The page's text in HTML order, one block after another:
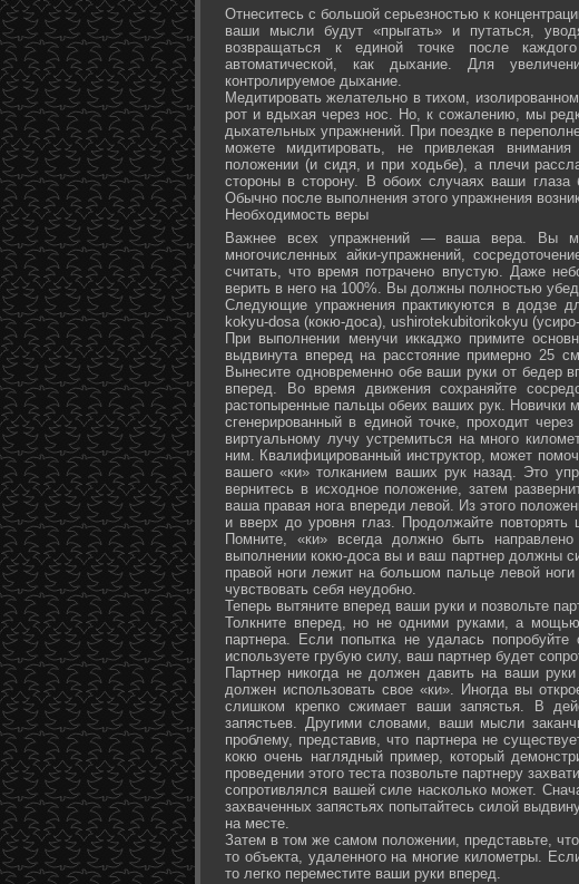
Отнеситесь с большой серьезностью к
ваши мысли будут «прыгать» и путаться,
возвращаться к единой точке после
автоматической, как дыхание. Для
контролируемое дыхание.
Медитировать желательно в тихом,
рот и вдыхая через нос. Но, к сожалению, мы
дыхательных упражнений. При поездке в
можете мидитировать, не привлекая
положении (и сидя, и при ходьбе), а плечи
стороны в сторону. В обоих случаях ваши глаза
Обычно после выполнения этого упражнения
Необходимость веры
Важнее всех упражнений — ваша вера. Вы
многочисленных айки-упражнений,
считать, что время потрачено впустую. Даже
верить в него на 100%. Вы должны полностью
Следующие упражнения практикуются в додзе
kokyu-dosa (кокю-доса), ushiro­tekubitori­kokyu
При выполнении менучи иккаджо примите
выдвинута вперед на расстояние примерно 25
Вынесите одновременно обе ваши руки от бедер
вперед. Во время движения сохраняйте
растопыренные пальцы обеих ваших рук. Новички
сгенерированный в единой точке, проходит
виртуальному лучу устремиться на много
ним. Квалифицированный инструктор, может
вашего «ки» толканием ваших рук назад. Это
вернитесь в исходное положение, затем
ваша правая нога впереди левой. Из этого
и вверх до уровня глаз. Продолжайте
Помните, «ки» всегда должно быть
выполнении кокю-доса вы и ваш партнер должны
правой ноги лежит на большом пальце левой
чувствовать себя неудобно.
Теперь вытяните вперед ваши руки и позвольте
Толкните вперед, но не одними руками, а
партнера. Если попытка не удалась
используете грубую силу, ваш партнер будет
Партнер никогда не должен давить на ваши
должен использовать свое «ки». Иногда вы
слишком крепко сжимает ваши запястья. В
запястьев. Другими словами, ваши мысли
проблему, представив, что партнера не
кокю очень наглядный пример, который
проведении этого теста позвольте партнеру
сопротивлялся вашей силе насколько может.
захваченных запястьях попытайтесь силой
на месте.
Затем в том же самом положении, представьте,
то объекта, удаленного на многие километры.
то легко переместите ваши руки вперед.